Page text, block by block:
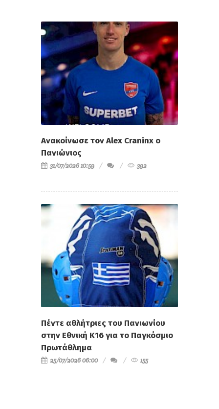
Ανακοίνωσε τον Alex Craninx ο
Πανιώνιος
31/07/2026 10:59 392
Πέντε αθλήτριες του Πανιωνίου
στην Εθνική Κ16 για το Παγκόσμιο
Πρωτάθλημα
25/07/2026 06:00 155